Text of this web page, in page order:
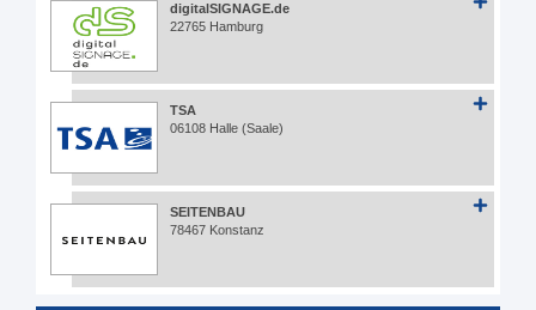
digitalSIGNAGE.de
22765 Hamburg
TSA
06108 Halle (Saale)
SEITENBAU
78467 Konstanz